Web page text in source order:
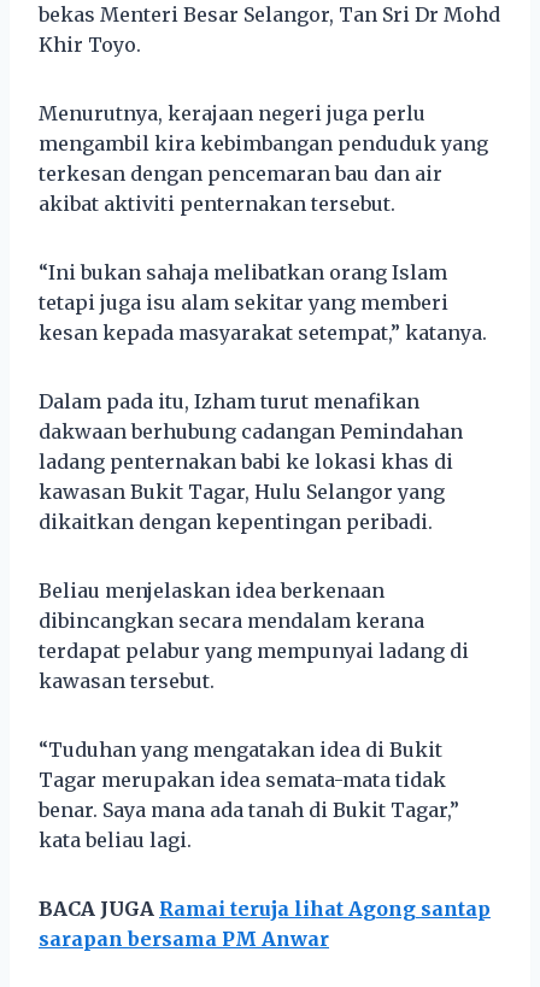
bekas Menteri Besar Selangor, Tan Sri Dr Mohd
Khir Toyo.
Menurutnya, kerajaan negeri juga perlu
mengambil kira kebimbangan penduduk yang
terkesan dengan pencemaran bau dan air
akibat aktiviti penternakan tersebut.
“Ini bukan sahaja melibatkan orang Islam
tetapi juga isu alam sekitar yang memberi
kesan kepada masyarakat setempat,” katanya.
Dalam pada itu, Izham turut menafikan
dakwaan berhubung cadangan Pemindahan
ladang penternakan babi ke lokasi khas di
kawasan Bukit Tagar, Hulu Selangor yang
dikaitkan dengan kepentingan peribadi.
Beliau menjelaskan idea berkenaan
dibincangkan secara mendalam kerana
terdapat pelabur yang mempunyai ladang di
kawasan tersebut.
“Tuduhan yang mengatakan idea di Bukit
Tagar merupakan idea semata-mata tidak
benar. Saya mana ada tanah di Bukit Tagar,”
kata beliau lagi.
BACA JUGA Ramai teruja lihat Agong santap
sarapan bersama PM Anwar